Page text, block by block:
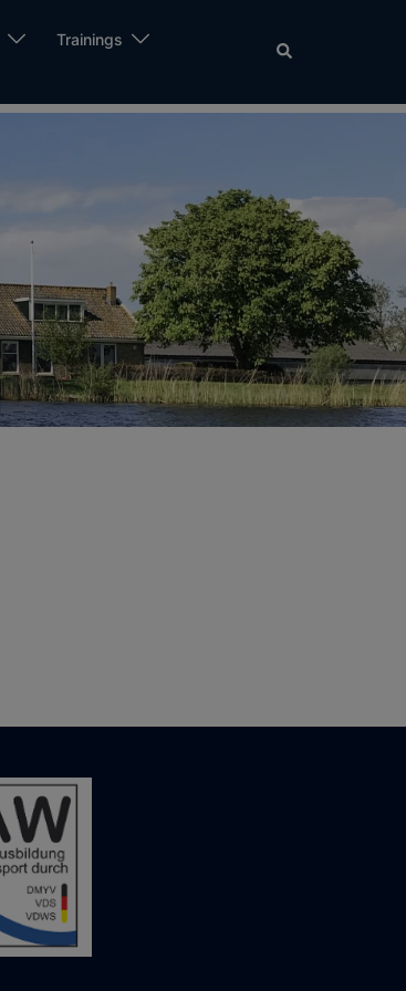
Trainings
Suche